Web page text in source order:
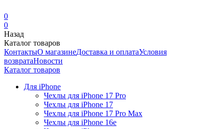
0
0
Назад
Каталог товаров
КонтактыО магазинеДоставка и оплатаУсловия
возвратаНовости
Каталог товаров
Для iPhone
Чехлы для iPhone 17 Pro
Чехлы для iPhone 17
Чехлы для iPhone 17 Pro Max
Чехлы для iPhone 16e